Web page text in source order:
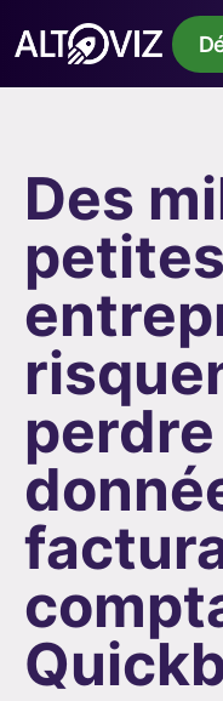
Des
petites